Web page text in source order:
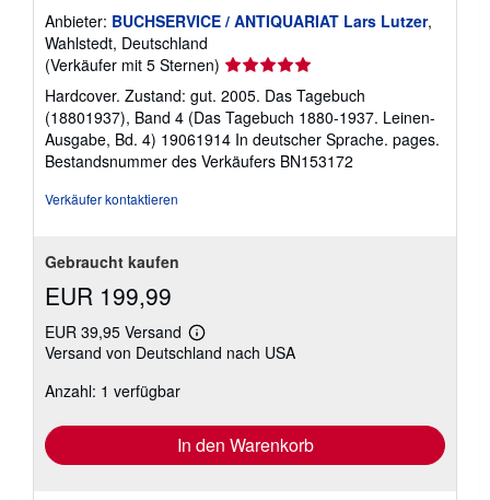
Anbieter: BUCHSERVICE / ANTIQUARIAT Lars Lutzer,
Wahlstedt, Deutschland
(Verkäufer mit 5 Sternen) Verkäuferbewertung
von
5
Sternen
Hardcover. Zustand: gut. 2005. Das Tagebuch
(18801937), Band 4 (Das Tagebuch 1880-1937. Leinen-
Ausgabe, Bd. 4) 19061914 In deutscher Sprache. pages.
Bestandsnummer des Verkäufers BN153172
Verkäufer kontaktieren
Gebraucht kaufen
EUR 199,99
EUR 39,95 Versand
Weitere
Informationen
Versand von Deutschland nach USA
Anzahl: 1 verfügbar
In den Warenkorb